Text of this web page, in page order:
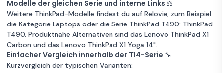
Garantie 12 Monate
Lenovo
ThinkPad T14
G2 14" Core i5
2.4 GHz - SSD 1
TB - 32GB
1 €
Zum
Angebot
Unbekannter Zustand 256GB Speicher
SSD 256 GB -
8GB QWERTY -
Schwedisch
Guter Zustand 8 GB RAM
Garantie 12 Monate
Lenovo
ThinkPad T14 438 €
Zum
Modelle der gleichen Serie und interne Links ⚖️
Weitere ThinkPad-Modelle findest du auf Relovie, zum Beispiel
die Kategorie Laptops oder die Serie ThinkPad T490: ThinkPad
T490. Produktnahe Alternativen sind das Lenovo ThinkPad X1
Carbon und das Lenovo ThinkPad X1 Yoga 14".
Einfacher Vergleich innerhalb der T14-Serie 🔧
Kurzvergleich der typischen Varianten: